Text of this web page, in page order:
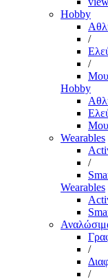
Hobby
/
/
Hobby
Wearables
/
Wearables
/
/